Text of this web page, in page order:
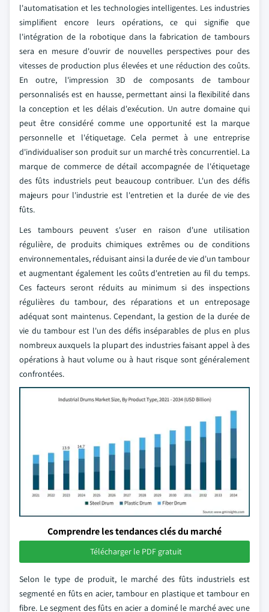
l'automatisation et les technologies intelligentes. Les industries
simplifient encore leurs opérations, ce qui signifie que
l'intégration de la robotique dans la fabrication de tambours
sera en mesure d'ouvrir de nouvelles perspectives pour des
vitesses de production plus élevées et une réduction des coûts.
En outre, l'impression 3D de composants de tambour
personnalisés est en hausse, permettant ainsi la flexibilité dans
la conception et les délais d'exécution. Un autre domaine qui
peut être considéré comme une opportunité est la marque
personnelle et l'étiquetage. Cela permet à une entreprise
d'individualiser son produit sur un marché très concurrentiel. La
marque de commerce de détail accompagnée de l'étiquetage
des fûts industriels peut beaucoup contribuer. L'un des défis
majeurs pour l'industrie est l'entretien et la durée de vie des
fûts.
Les tambours peuvent s'user en raison d'une utilisation
régulière, de produits chimiques extrêmes ou de conditions
environnementales, réduisant ainsi la durée de vie d'un tambour
et augmentant également les coûts d'entretien au fil du temps.
Ces facteurs seront réduits au minimum si des inspections
régulières du tambour, des réparations et un entreposage
adéquat sont maintenus. Cependant, la gestion de la durée de
vie du tambour est l'un des défis inséparables de plus en plus
nombreux auxquels la plupart des industries faisant appel à des
opérations à haut volume ou à haut risque sont généralement
confrontées.
Comprendre les tendances clés du marché
Télécharger le PDF gratuit
Selon le type de produit, le marché des fûts industriels est
segmenté en fûts en acier, tambour en plastique et tambour en
fibre. Le segment des fûts en acier a dominé le marché avec une